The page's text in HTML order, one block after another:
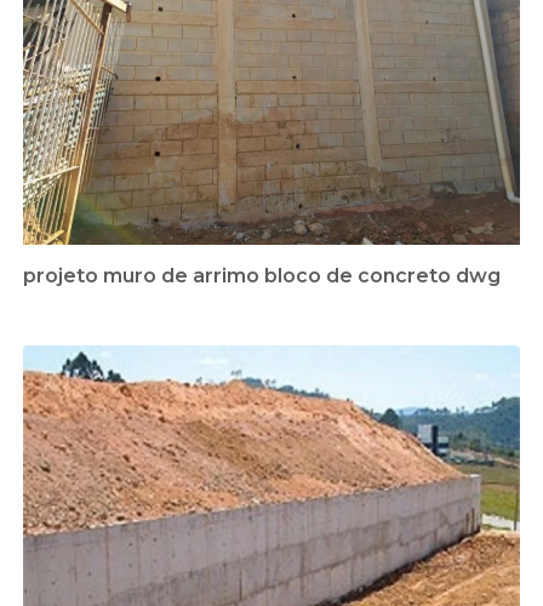
projeto muro de arrimo bloco de concreto dwg